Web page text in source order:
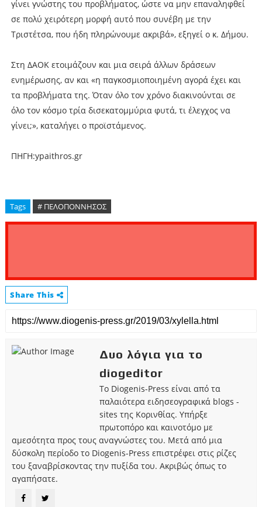
γίνει γνώστης του προβλήματος, ώστε να μην επαναληφθεί
σε πολύ χειρότερη μορφή αυτό που συνέβη με την
Τριστέτσα, που ήδη πληρώνουμε ακριβά», εξηγεί ο κ. Δήμου.
Στη ΔΑΟΚ ετοιμάζουν και μια σειρά άλλων δράσεων
ενημέρωσης, αν και «η παγκοσμιοποιημένη αγορά έχει και
τα προβλήματα της. Όταν όλο τον χρόνο διακινούνται σε
όλο τον κόσμο τρία δισεκατομμύρια φυτά, τι έλεγχος να
γίνει;», καταλήγει ο προϊστάμενος.
ΠΗΓΗ:ypaithros.gr
Tags # ΠΕΛΟΠΟΝΝΗΣΟΣ
Share This
Δυο λόγια για το
diogeditor
Το Diogenis-Press είναι από τα
παλαιότερα ειδησεογραφικά blogs -
sites της Κορινθίας. Υπήρξε
πρωτοπόρο και καινοτόμο με
αμεσότητα προς τους αναγνώστες του. Μετά από μια
δύσκολη περίοδο το Diogenis-Press επιστρέφει στις ρίζες
του ξαναβρίσκοντας την πυξίδα του. Ακριβώς όπως το
αγαπήσατε.